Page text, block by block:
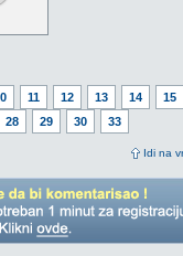
11 12 13 14
15
28 29 30 33
Idi na